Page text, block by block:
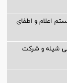
اعلام و اطفای
شیله و شركت